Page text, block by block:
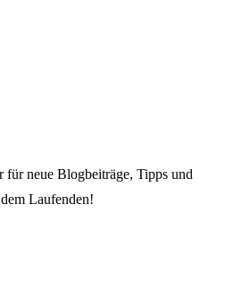
für neue Blogbeiträge, Tipps und
Laufenden!